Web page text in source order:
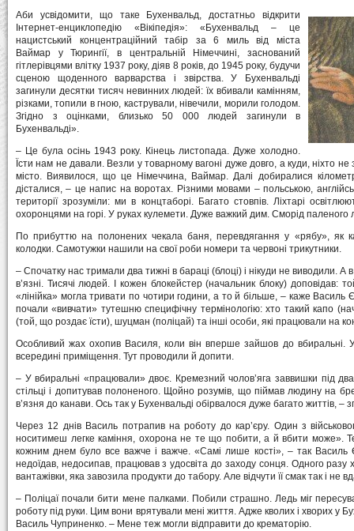
Аби усвідомити, що таке Бухенвальд, достатньо відкрити
Інтернет-енциклопедію «Вікіпедія»: «Бухенвальд – це
нацистський концентраційний табір за 6 миль від міста
Ваймар у Тюрингії, в центральній Німеччині, заснований
гітлерівцями влітку 1937 року, діяв 8 років, до 1945 року, будучи
сценою щоденного варварства і звірства. У Бухенвальді
загинули десятки тисяч невинних людей: їх вбивали камінням,
різками, топили в гною, кастрували, нівечили, морили голодом.
Згідно з оцінками, близько 50 000 людей загинули в
Бухенвальді».
– Це була осінь 1943 року. Кінець листопада. Дуже холодно.
Їсти нам не давали. Везли у товарному вагоні дуже довго, а куди, ніхто
місто. Виявилося, що це Німеччина, Ваймар. Далі добиралися
дісталися, – це напис на воротах. Різними мовами – польською,
території зрозуміли: ми в концтаборі. Багато стовпів. Ліхтарі
охоронцями на горі. У руках кулемети. Дуже важкий дим. Сморід паленого
По прибуттю на полонених чекала баня, перевдягання у «рябу», як
колодки. Самотужки нашили на свої роби номери та червоні трикутники.
– Спочатку нас тримали два тижні в бараці (блоці) і нікуди не виводили.
в’язні. Тисячі людей. І кожен блокейстер (начальник блоку) доповідав:
«лінійка» могла тривати по чотири години, а то й більше, – каже
почали «вивчати» тутешню специфічну термінологію: хто такий капо
(той, що роздає їсти), шуцман (поліцай) та інші особи, які працювали на
Особливий жах охопив Василя, коли він вперше зайшов до вбиральні.
всередині приміщення. Тут проводили й допити.
– У вбиральні «працювали» двоє. Кремезний чолов’яга заввишки під
стільці і допитував полоненого. Щойно розумів, що піймав людину на
в’язня до канави. Ось так у Бухенвальді обірвалося дуже багато життів, –
Через 12 днів Василь потрапив на роботу до кар’єру. Один з
носитимеш легке каміння, охорона не те що побити, а й вбити може».
кожним днем було все важче і важче. «Самі лише кості», – так Василь
недоїдав, недосипав, працював з удосвіта до заходу сонця. Одного
вантажівки, яка завозила продукти до табору. Але відчути її смак так і не
– Поліцаї почали бити мене палками. Побили страшно. Ледь міг
роботу під руки. Цим вони врятували мені життя. Адже кволих і хворих у
Василь Чуприненко. – Мене теж могли відправити до крематорію.